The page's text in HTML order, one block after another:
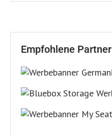
Empfohlene Partner